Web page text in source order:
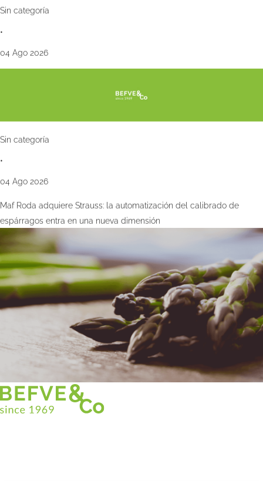
Sin categoría
•
04 Ago 2026
Sin categoría
•
04 Ago 2026
Maf Roda adquiere Strauss: la automatización del calibrado de
espárragos entra en una nueva dimensión